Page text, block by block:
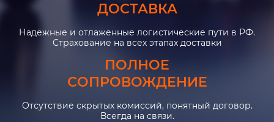
ДОСТАВКА
Надёжные и отлаженные логистические пути в РФ.
Страхование на всех этапах доставки
ПОЛНОЕ
СОПРОВОЖДЕНИЕ
Отсутствие скрытых комиссий, понятный договор.
Всегда на связи.